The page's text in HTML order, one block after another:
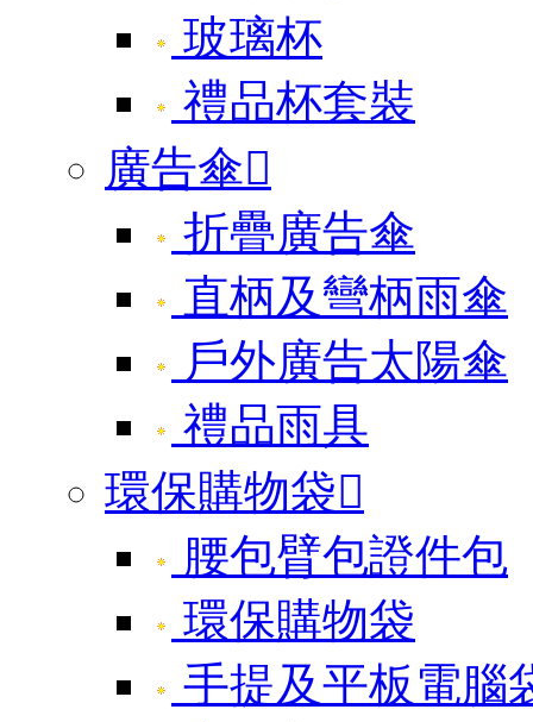
玻璃杯
禮品杯套裝
廣告傘
折疊廣告傘
直柄及彎柄雨傘
戶外廣告太陽傘
禮品雨具
環保購物袋
腰包臂包證件包
環保購物袋
手提及平板電腦